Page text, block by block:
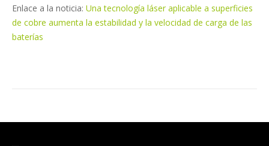
Enlace a la noticia: Una tecnología láser aplicable a superficies
de cobre aumenta la estabilidad y la velocidad de carga de las
baterías